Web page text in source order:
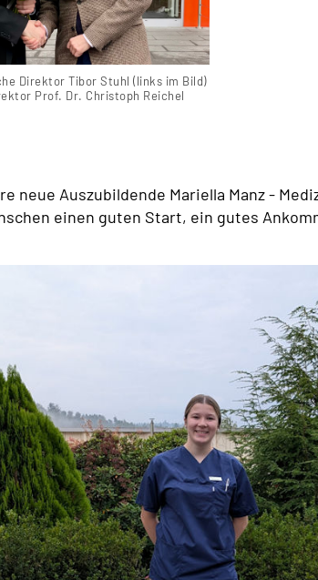
Direktor Tibor Stuhl (links im Bild)
Prof. Dr. Christoph Reichel
neue Auszubildende Mariella Manz -
einen guten Start, ein gutes